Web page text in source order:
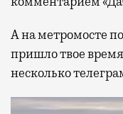
А на метромосте
пришло твое
несколько
Видеоплеер